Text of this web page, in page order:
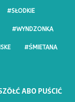
#SŁODKIE
#WYNDZONKA
#ŚMIETANA
ABO PUŚCIĆ